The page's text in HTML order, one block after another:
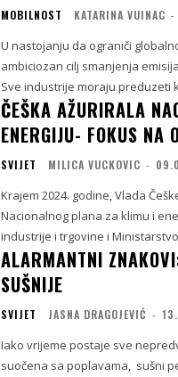
MOBILNOST KATARINA VUINAC -
U nastojanju da ograniči
ambiciozan cilj smanjenja
Sve industrije moraju preduzeti
ČEŠKA AŽURIRALA
ENERGIJU- FOKUS NA
SVIJET MILICA VUCKOVIC -
Krajem 2024. godine, Vlada
Nacionalnog plana za klimu i
industrije i trgovine i
ALARMANTNI
SUŠNIJE
SVIJET JASNA DRAGOJEVIĆ -
Iako vrijeme postaje sve
suočena sa poplavama, sušni